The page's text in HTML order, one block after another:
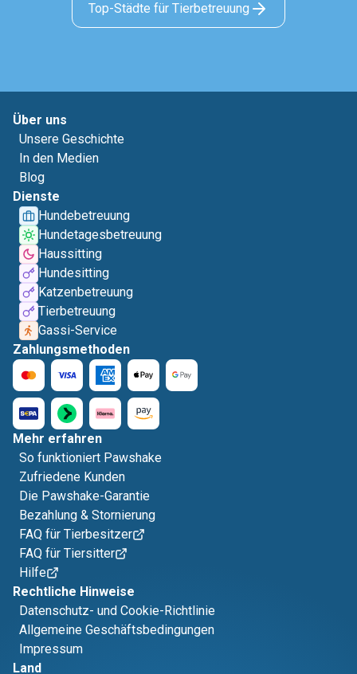
Top-Städte für Tierbetreuung
Über uns
Unsere Geschichte
In den Medien
Blog
Dienste
Hundebetreuung
Hundetagesbetreuung
Haussitting
Hundesitting
Katzenbetreuung
Tierbetreuung
Gassi-Service
Zahlungsmethoden
Mehr erfahren
So funktioniert Pawshake
Zufriedene Kunden
Die Pawshake-Garantie
Bezahlung & Stornierung
FAQ für Tierbesitzer
FAQ für Tiersitter
Hilfe
Rechtliche Hinweise
Datenschutz- und Cookie-Richtlinie
Allgemeine Geschäftsbedingungen
Impressum
Land